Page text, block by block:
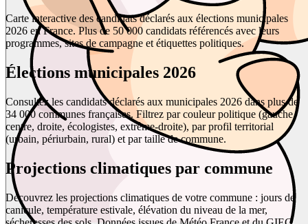
Carte interactive des candidats déclarés aux élections municipales
2026 en France. Plus de 50 000 candidats référencés avec leurs
programmes, sites de campagne et étiquettes politiques.
Élections municipales 2026
Consultez les candidats déclarés aux municipales 2026 dans plus de
34 000 communes françaises. Filtrez par couleur politique (gauche,
centre, droite, écologistes, extrême-droite), par profil territorial
(urbain, périurbain, rural) et par taille de commune.
Projections climatiques par commune
Découvrez les projections climatiques de votre commune : jours de
canicule, température estivale, élévation du niveau de la mer,